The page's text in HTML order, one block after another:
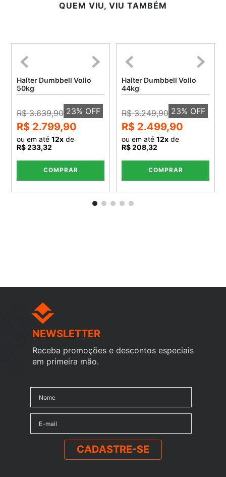
QUEM VIU, VIU TAMBÉM
Halter Dumbbell Vollo
50kg
R$ 3.639,90 23% OFF
R$ 2.799,90
ou em até 12x de
R$ 233,32
COMPRAR
Halter Dumbbell Vollo
44kg
R$ 3.249,90 23% OFF
R$ 2.499,90
ou em até 12x de
R$ 208,32
COMPRAR
NEWSLETTER
Receba promoções e descontos especiais
em primeira mão.
CADASTRE-SE